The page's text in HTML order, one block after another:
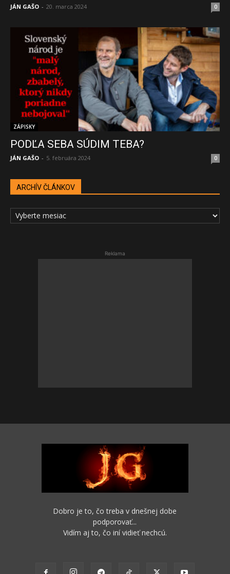
JÁN GAŠO - 20. marca 2024 0
ZÁPISKY
PODĽA SEBA SÚDIM TEBA?
JÁN GAŠO - 5. februára 2024 0
ARCHÍV ČLÁNKOV
ARCHÍV
ČLÁNKOV
Reklama
Dobro je to, čo treba v dnešnej dobe
podporovať...
Vidím aj to, čo iní vidieť nechcú.